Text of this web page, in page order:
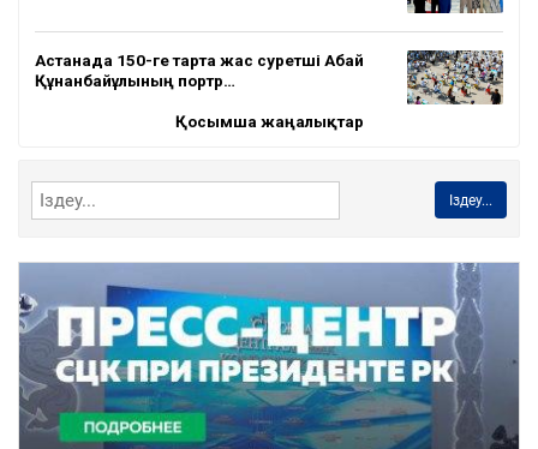
Астанада 150-ге тарта жас суретші Абай
Құнанбайұлының портр…
Қосымша жаңалықтар
Іздеу...